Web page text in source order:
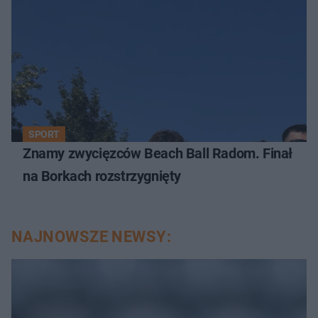
SPORT
Znamy zwycięzców Beach Ball Radom. Finał
na Borkach rozstrzygnięty
NAJNOWSZE NEWSY: